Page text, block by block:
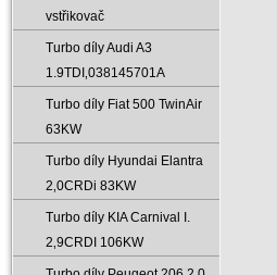
vstřikovač
Turbo díly Audi A3
1.9TDI‚038145701A
Turbo díly Fiat 500 TwinAir
63KW
Turbo díly Hyundai Elantra
2‚0CRDi 83KW
Turbo díly KIA Carnival I.
2‚9CRDI 106KW